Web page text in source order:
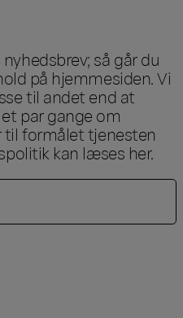
så går du
på hjemmesiden. Vi
til andet end at
par gange om
til formålet tjenesten
kan læses her.